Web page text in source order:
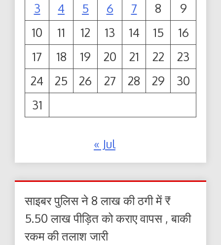
3
4 5 6 7 8
9
10
11 12 13 14 15
16
17
18 19 20 21 22
23
24
25 26 27 28 29
30
31
« Jul
साइबर पुलिस ने 8 लाख की ठगी में ₹
5.50 लाख पीड़ित को कराए वापस , बाकी
रकम की तलाश जारी